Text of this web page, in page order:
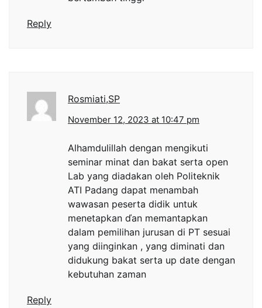
Reply
Rosmiati,SP
November 12, 2023 at 10:47 pm
Alhamdulillah dengan mengikuti
seminar minat dan bakat serta open
Lab yang diadakan oleh Politeknik
ATI Padang dapat menambah
wawasan peserta didik untuk
menetapkan ďan memantapkan
dalam pemilihan jurusan di PT sesuai
yang diinginkan , yang diminati dan
didukung bakat serta up date dengan
kebutuhan zaman
Reply